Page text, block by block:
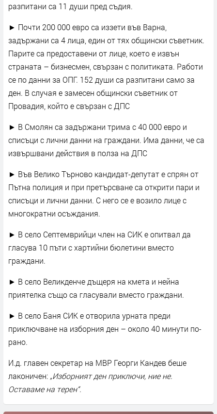
разпитани са 11 души пред съдия.
► Почти 200 000 евро са иззети във Варна,
задържани са 4 лица, един от тях общински съветник.
Парите са предоставени от лице, което е извън
страната – бизнесмен, свързан с политиката. Работи
се по данни за ОПГ. 152 души са разпитани само за
ден. В случая е замесен общински съветник от
Провадия, който е свързан с ДПС
► В Смолян са задържани трима с 40 000 евро и
списъци с лични данни на граждани. Има данни, че са
извършвани действия в полза на ДПС
► Във Велико Търново кандидат-депутат е спрян от
Пътна полиция и при претърсване са открити пари и
списъци и лични данни. С него се е возило лице с
многократни осъждания.
► В село Септемврийци член на СИК е опитвал да
гласува 10 пъти с хартийни бюлетини вместо
граждани.
► В село Великденче дъщеря на кмета и нейна
приятелка също са гласували вместо граждани.
► В село Баня СИК е отворила урната преди
приключване на изборния ден – около 40 минути по-
рано.
И.д. главен секретар на МВР Георги Кандев беше
лаконичен: „Изборният ден приключи, ние не.
Оставаме на терен“.